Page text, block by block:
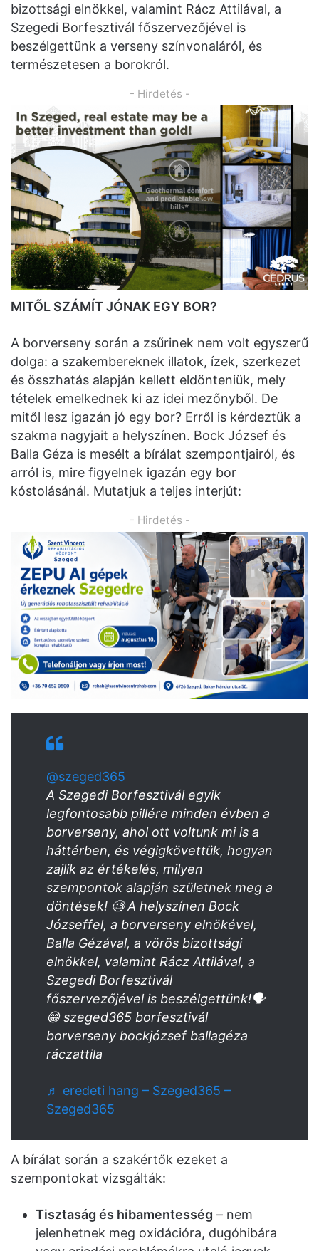
bizottsági elnökkel, valamint Rácz Attilával, a
Szegedi Borfesztivál főszervezőjével is
beszélgettünk a verseny színvonaláról, és
természetesen a borokról.
- Hirdetés -
MITŐL SZÁMÍT JÓNAK EGY BOR?
A borverseny során a zsűrinek nem volt egyszerű
dolga: a szakembereknek illatok, ízek, szerkezet
és összhatás alapján kellett eldönteniük, mely
tételek emelkednek ki az idei mezőnyből. De
mitől lesz igazán jó egy bor? Erről is kérdeztük a
szakma nagyjait a helyszínen. Bock József és
Balla Géza is mesélt a bírálat szempontjairól, és
arról is, mire figyelnek igazán egy bor
kóstolásánál. Mutatjuk a teljes interjút:
- Hirdetés -
@szeged365
A Szegedi Borfesztivál egyik
legfontosabb pillére minden évben a
borverseny, ahol ott voltunk mi is a
háttérben, és végigkövettük, hogyan
zajlik az értékelés, milyen
szempontok alapján születnek meg a
döntések! 🧐 A helyszínen Bock
Józseffel, a borverseny elnökével,
Balla Gézával, a vörös bizottsági
elnökkel, valamint Rácz Attilával, a
Szegedi Borfesztivál
főszervezőjével is beszélgettünk!🗣
😁 szeged365 borfesztivál
borverseny bockjózsef ballagéza
ráczattila
♬ eredeti hang – Szeged365 –
Szeged365
A bírálat során a szakértők ezeket a
szempontokat vizsgálták:
Tisztaság és hibamentesség – nem
jelenhetnek meg oxidációra, dugóhibára